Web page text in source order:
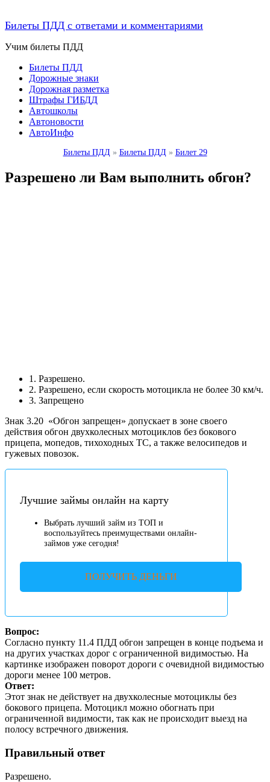
Билеты ПДД с ответами и комментариями
Учим билеты ПДД
Билеты ПДД
Дорожные знаки
Дорожная разметка
Штрафы ГИБДД
Автошколы
Автоновости
АвтоИнфо
Билеты ПДД » Билеты ПДД » Билет 29
Разрешено ли Вам выполнить обгон?
1. Разрешено.
2. Разрешено, если скорость мотоцикла не более 30 км/ч.
3. Запрещено
Знак 3.20 «Обгон запрещен» допускает в зоне своего
действия обгон двухколесных мотоциклов без бокового
прицепа, мопедов, тихоходных ТС, а также велосипедов и
гужевых повозок.
Лучшие займы онлайн на карту
Выбрать лучший займ из ТОП и
воспользуйтесь преимуществами онлайн-
займов уже сегодня!
ПОЛУЧИТЬ ДЕНЬГИ
Вопрос:
Согласно пункту 11.4 ПДД обгон запрещен в конце подъема и
на других участках дорог с ограниченной видимостью. На
картинке изображен поворот дороги с очевидной видимостью
дороги менее 100 метров.
Ответ:
Этот знак не действует на двухколесные мотоциклы без
бокового прицепа. Мотоцикл можно обогнать при
ограниченной видимости, так как не происходит выезд на
полосу встречного движения.
Правильный ответ
Разрешено.